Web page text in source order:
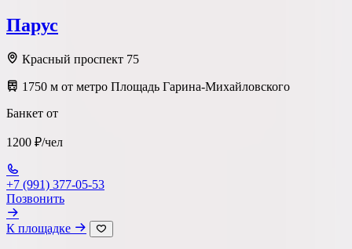
Парус
Красный проспект 75
1750 м от метро Площадь Гарина-Михайловского
Банкет от
1200 ₽/чел
+7 (991) 377-05-53
Позвонить
К площадке